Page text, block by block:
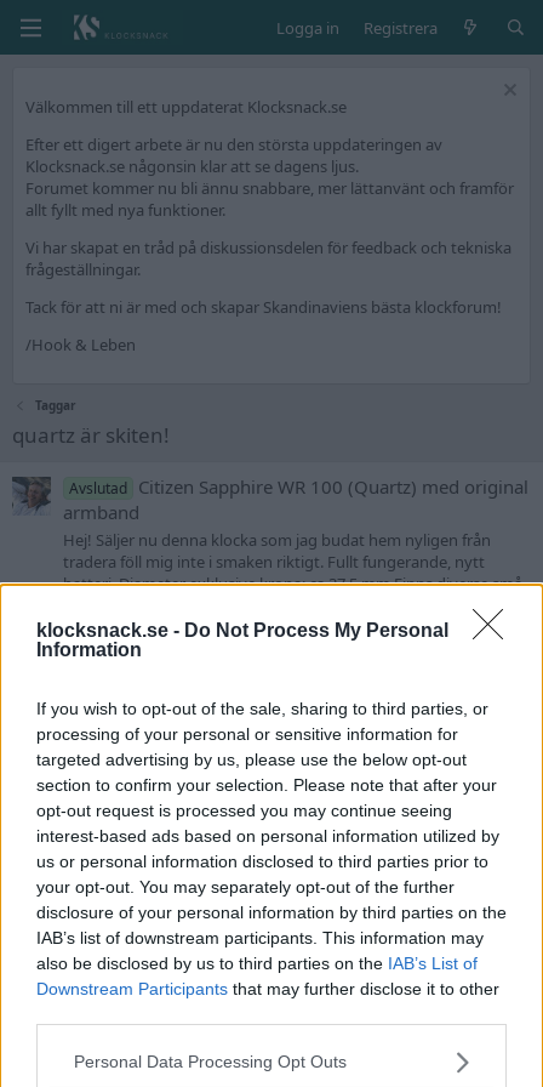
klocksnack.se - Do Not Process My Personal
Information
If you wish to opt-out of the sale, sharing to third parties, or
processing of your personal or sensitive information for
targeted advertising by us, please use the below opt-out
section to confirm your selection. Please note that after your
opt-out request is processed you may continue seeing
interest-based ads based on personal information utilized by
us or personal information disclosed to third parties prior to
your opt-out. You may separately opt-out of the further
disclosure of your personal information by third parties on the
IAB’s list of downstream participants. This information may
also be disclosed by us to third parties on the IAB’s List of
Downstream Participants that may further disclose it to other
Please note that this website/app uses one or more Google
Personal Data Processing Opt Outs
Logga in Registrera
Välkommen till ett uppdaterat Klocksnack.se
Efter ett digert arbete är nu den största uppdateringen av
Klocksnack.se någonsin klar att se dagens ljus.
Forumet kommer nu bli ännu snabbare, mer lättanvänt och framför
allt fyllt med nya funktioner.
Vi har skapat en tråd på diskussionsdelen för feedback och tekniska
frågeställningar.
Tack för att ni är med och skapar Skandinaviens bästa klockforum!
/Hook & Leben
Taggar
quartz är skiten!
Avslutad
Citizen Sapphire WR 100 (Quartz) med original
armband
Hej! Säljer nu denna klocka som jag budat hem nyligen från
tradera föll mig inte i smaken riktigt. Fullt fungerande, nytt
batteri. Diameter exklusive krona: ca 37,5 mm Finns diverse små
märken. Urtavla, boett och urverk samt armband är märkta
Citizen. Skick enligt bilder - fantastiskt fint...
Watchwatcher85
Avslutad Seiko 009-sna411
Hej! Har 2 st seiko som ligger i lådan. Klockorna behöver vell inte
så stora presentationer här:) Nr1 Seiko 009j med en jubilee länk
på. Fint skick. Länken kommer utan extra länkar och är ca 18cm.
Enbart klockan och länk och låda. Köpt här på forumet. Ett
marinblått gummiband följer ingår...
Apollo1884 Tråd 23 September 2018 009j
dykare
fliegerchronograph
flightmaster pepsi-dykare
quartz
quartz är skiten! seiko Svar: 0 Forum: Handla - Säljes, Bytes,
Köpes
Avslutad Batteri-Rensning, Glycine "Dressdykare" kvar,
prisdump 16/3
priser är inkl. frakt i postens blåa, önskas rek tillkommer en